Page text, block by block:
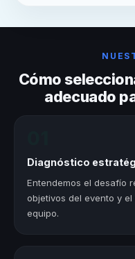
Cómo
adecuado
Diagnóstico
Entendemos el desafío
objetivos del evento y
equipo.